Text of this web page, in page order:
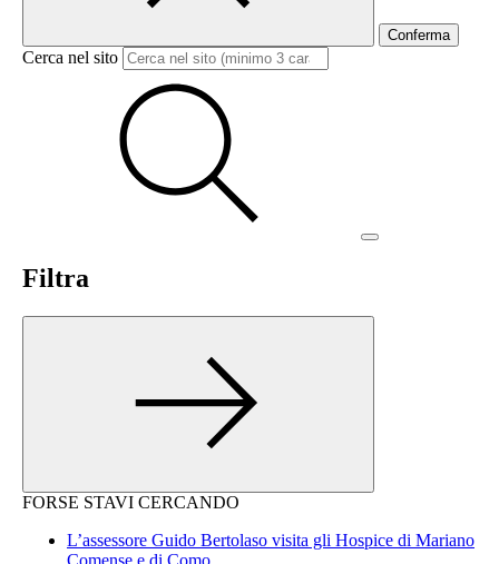
Conferma
Cerca nel sito
Filtra
FORSE STAVI CERCANDO
L’assessore Guido Bertolaso visita gli Hospice di Mariano
Comense e di Como